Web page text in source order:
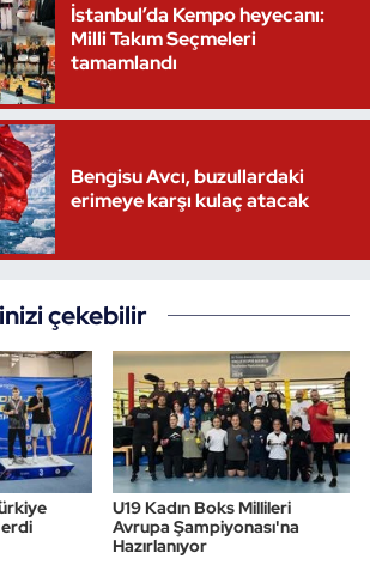
İstanbul’da Kempo heyecanı:
Milli Takım Seçmeleri
tamamlandı
Bengisu Avcı, buzullardaki
erimeye karşı kulaç atacak
çekebilir
erdi
U19 Kadın Boks Millileri
Avrupa Şampiyonası'na
Hazırlanıyor